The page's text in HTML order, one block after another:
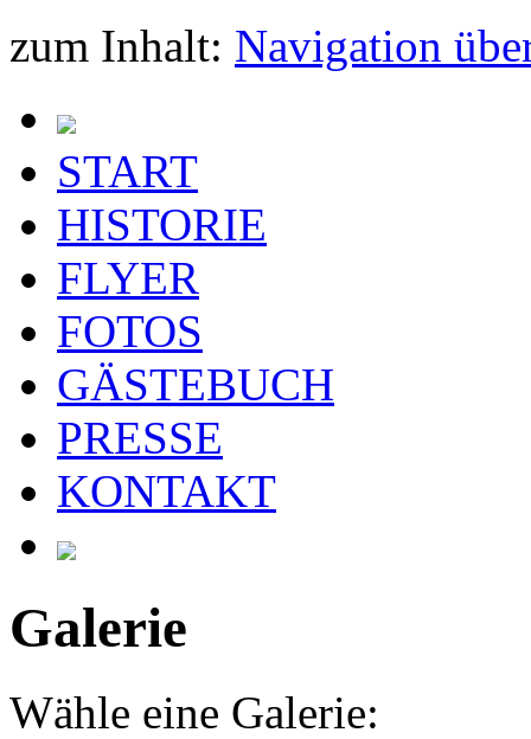
zum Inhalt: Navigation
START
HISTORIE
FLYER
FOTOS
GÄSTEBUCH
PRESSE
KONTAKT
Galerie
Wähle eine Galerie: